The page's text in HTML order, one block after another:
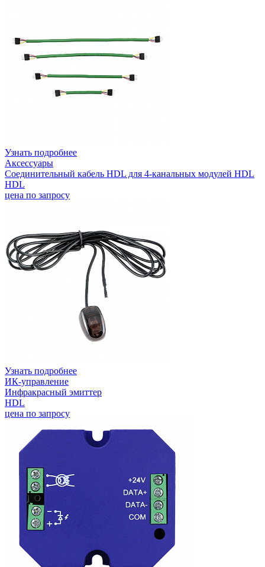
Узнать подробнее
Аксессуары
Соединительный кабель HDL для 4-канальных модулей HDL
HDL
цена по запросу
Узнать подробнее
ИК-управление
Инфракрасный эмиттер
HDL
цена по запросу